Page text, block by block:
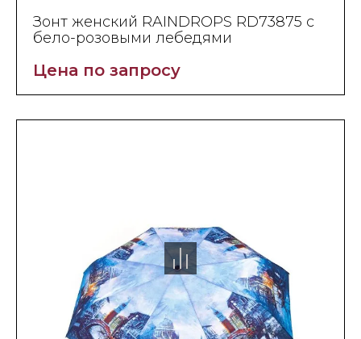
Зонт женский RAINDROPS RD73875 с
бело-розовыми лебедями
Цена по запросу